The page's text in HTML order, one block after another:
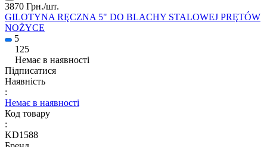
3870 Грн./шт.
GILOTYNA RĘCZNA 5" DO BLACHY STALOWEJ PRĘTÓW
NOŻYCE
5
125
Немає в наявності
Підписатися
Наявність
:
Немає в наявності
Код товару
:
KD1588